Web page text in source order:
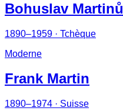
Bohuslav Martinů
1890–1959 · Tchèque
Moderne
Frank Martin
1890–1974 · Suisse